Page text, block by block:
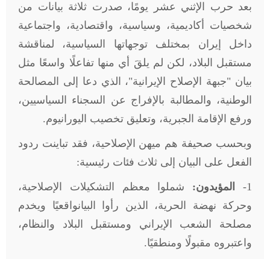
بعد حرب الإثني عشر يومًا، صدرت ثلاثة بيانات من
شخصيات أكاديمية، وسياسية، واقتصادية، واجتماعية
داخل إيران بمختلف توجهاتها السياسية، لمناقشة
مستقبل البلاد، لكن لم يلقَ أي منها تفاعلًا واسعًا مثل
بيان "جبهة الإصلاح الإيرانية"، الذي دعا إلى المصالحة
الوطنية، والمطالبة بالإفراج عن السجناء السياسيين،
ورفع الإقامة الجبرية، وتعليق تخصيب اليورانيوم.
وبحسب صحيفة هم ميهن الإصلاحية، فقد تباينت ردود
الفعل على البيان إلى ثلاث فئات رئيسية:
1- المؤيدون: شملوا معظم التشكيلات الإصلاحية،
وحركة نهضة الحرية، الذين رأوا البيانواقعيًا ويخدم
مصلحة الشعب الإيراني ومستقبل البلاد والنظام،
واعتبروه مقبولًا ومنطقيًا.